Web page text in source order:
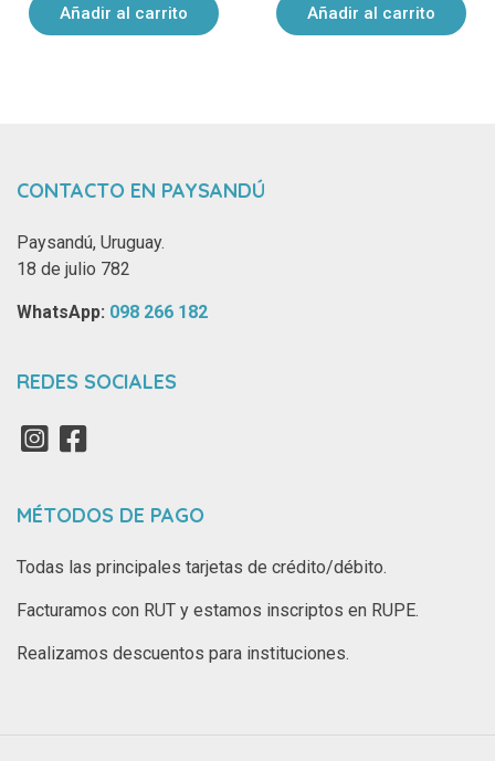
Añadir al carrito Añadir al carrito
CONTACTO EN PAYSANDÚ
Paysandú, Uruguay.
18 de julio 782
WhatsApp: ‪ 098 266 182‬
REDES SOCIALES
MÉTODOS DE PAGO
Todas las principales tarjetas de crédito/débito.
Facturamos con RUT y estamos inscriptos en RUPE.
Realizamos descuentos para instituciones.